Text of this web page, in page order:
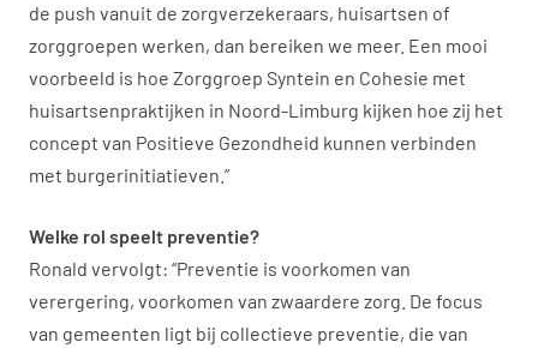
de push vanuit de zorgverzekeraars, huisartsen of
zorggroepen werken, dan bereiken we meer. Een mooi
voorbeeld is hoe Zorggroep Syntein en Cohesie met
huisartsenpraktijken in Noord-Limburg kijken hoe zij het
concept van Positieve Gezondheid kunnen verbinden
met burgerinitiatieven.”
Welke rol speelt preventie?
Ronald vervolgt: “Preventie is voorkomen van
verergering, voorkomen van zwaardere zorg. De focus
van gemeenten ligt bij collectieve preventie, die van